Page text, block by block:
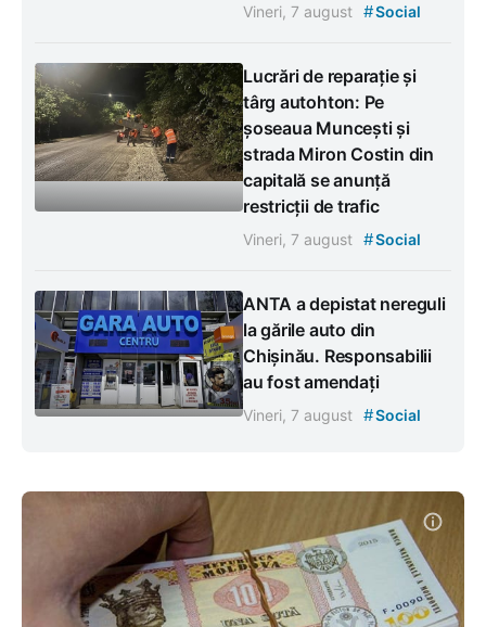
Vineri, 7 august #Social
Lucrări de reparație și
târg autohton: Pe
șoseaua Muncești și
strada Miron Costin din
capitală se anunță
restricții de trafic
Vineri, 7 august #Social
ANTA a depistat nereguli
la gările auto din
Chișinău. Responsabilii
au fost amendați
Vineri, 7 august #Social